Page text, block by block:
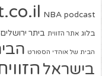
NBA podcast
בלוג אתר הזווית ביתר ירושלים
הבית של אוהדי הספורט
בישראל